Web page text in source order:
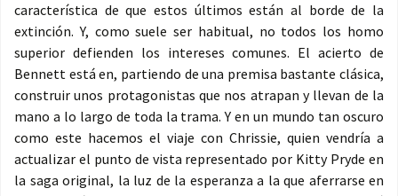
característica de que estos últimos están al borde de la
extinción. Y, como suele ser habitual, no todos los homo
superior defienden los intereses comunes. El acierto de
Bennett está en, partiendo de una premisa bastante clásica,
construir unos protagonistas que nos atrapan y llevan de la
mano a lo largo de toda la trama. Y en un mundo tan oscuro
como este hacemos el viaje con Chrissie, quien vendría a
actualizar el punto de vista representado por Kitty Pryde en
la saga original, la luz de la esperanza a la que aferrarse en